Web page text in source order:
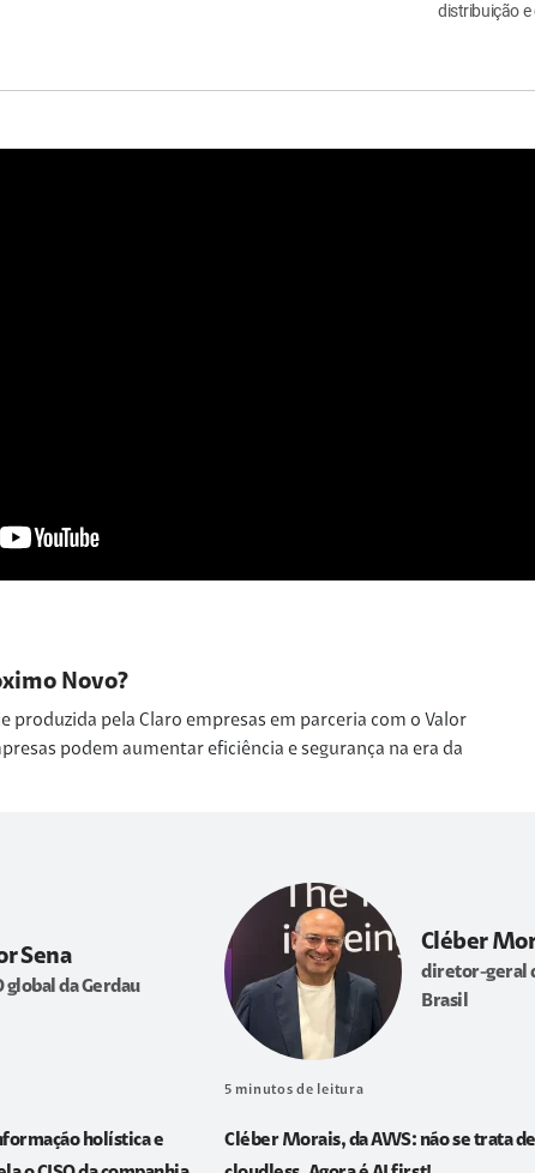
distribuição
Novo?
produzida pela Claro empresas em parceria com o Valor
podem aumentar eficiência e segurança na era da
Sena
global da Gerdau
holística e
Cléber
diretor-geral
Brasil
5 minutos de leitura
Cléber Morais, da AWS: não se trata